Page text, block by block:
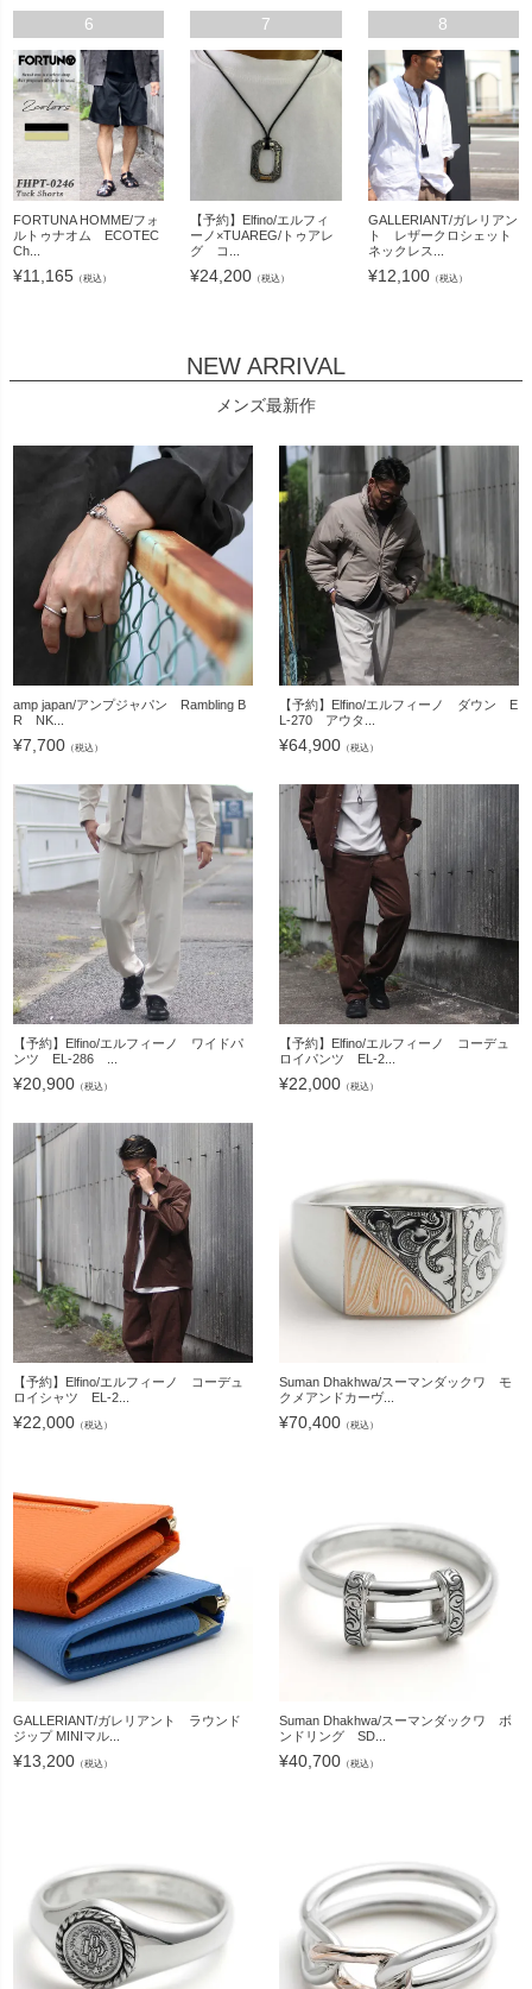
6
FORTUNA HOMME/フォ
ルトゥナオム ECOTEC
Ch...
¥11,165 （税込）
7
【予約】Elfino/エルフィ
ーノ×TUAREG/トゥアレ
グ コ...
¥24,200 （税込）
8
GALLERIANT/ガレリアン
ト レザークロシェット
ネックレス...
¥12,100（税込）
NEW ARRIVAL
メンズ最新作
amp japan/アンプジャパン Rambling B
R NK...
¥7,700 （税込）
【予約】Elfino/エルフィーノ ダウン E
L-270 アウタ...
¥64,900 （税込）
【予約】Elfino/エルフィーノ ワイドパ
ンツ EL-286 ...
¥20,900 （税込）
【予約】Elfino/エルフィーノ コーデュ
ロイパンツ EL-2...
¥22,000 （税込）
【予約】Elfino/エルフィーノ コーデュ
ロイシャツ EL-2...
¥22,000 （税込）
Suman Dhakhwa/スーマンダックワ モ
クメアンドカーヴ...
¥70,400 （税込）
GALLERIANT/ガレリアント ラウンド
ジップ MINIマル...
¥13,200 （税込）
Suman Dhakhwa/スーマンダックワ ボ
ンドリング SD...
¥40,700 （税込）